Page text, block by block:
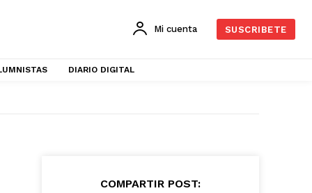
Mi cuenta SUSCRIBETE
DIARIO DIGITAL
COMPARTIR POST: